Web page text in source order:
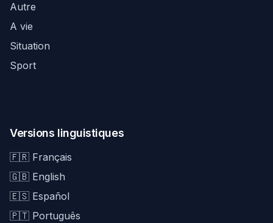
Autre
A vie
Situation
Sport
Versions linguistiques
🇫🇷 Français
🇬🇧 English
🇪🇸 Español
🇵🇹 Português